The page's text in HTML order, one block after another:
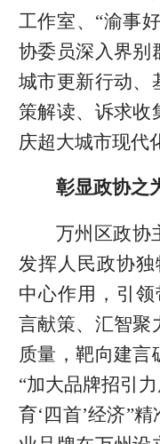
工作室、“渝事
协委员深入界别
城市更新行动、
策解读、诉求收
庆超大城市现代
彰显政协之
万州区政协
发挥人民政协独
中心作用，引
言献策、汇智聚
质量，靶向建言
“加大品牌招引
育‘四首’经济”